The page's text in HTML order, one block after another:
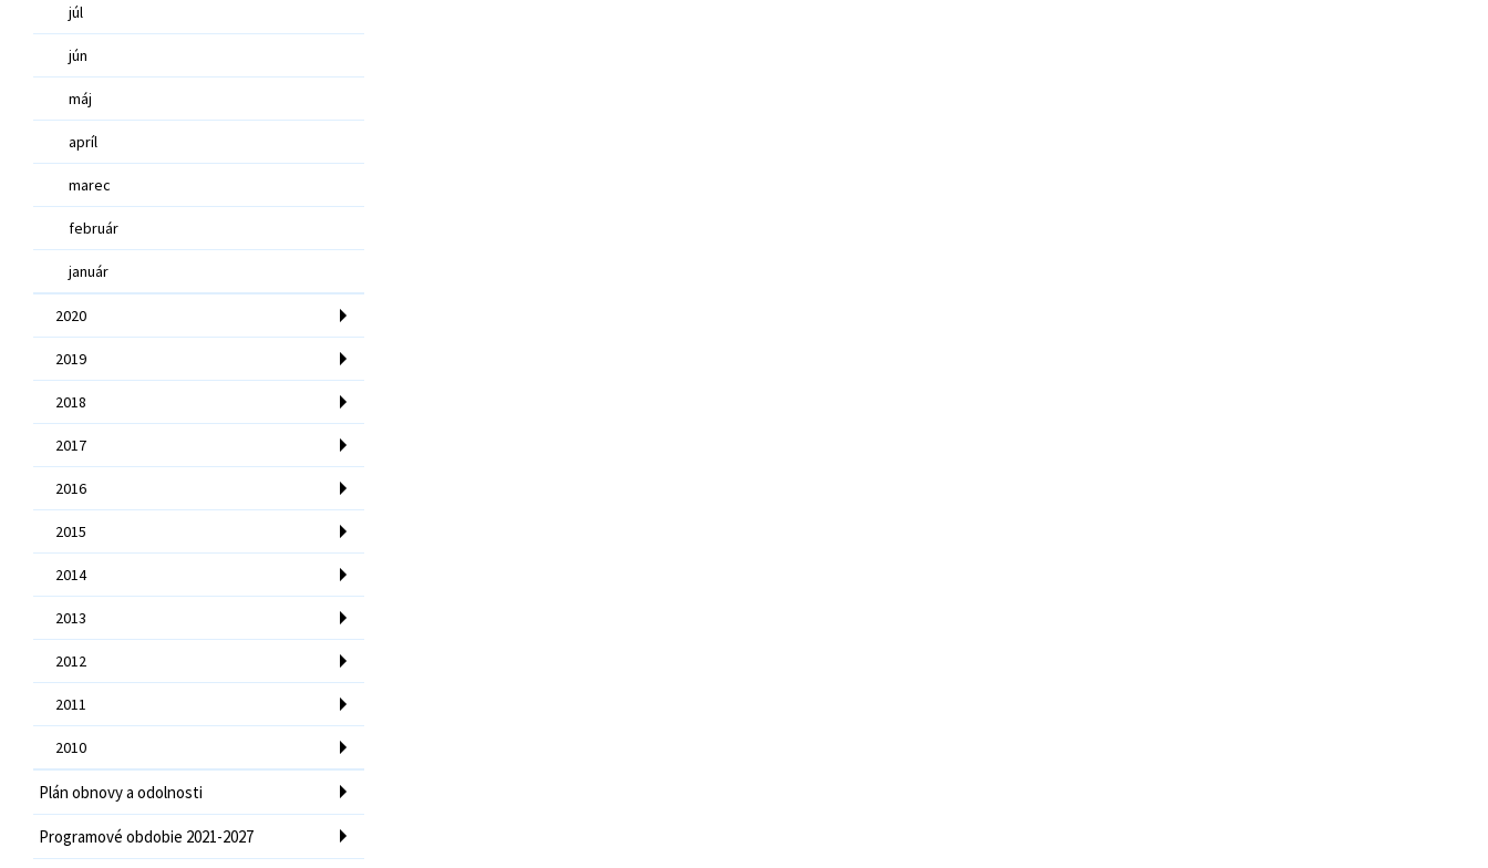
júl
jún
máj
apríl
marec
február
január
2020
2019
2018
2017
2016
2015
2014
2013
2012
2011
2010
Plán obnovy a odolnosti
Programové obdobie 2021-2027